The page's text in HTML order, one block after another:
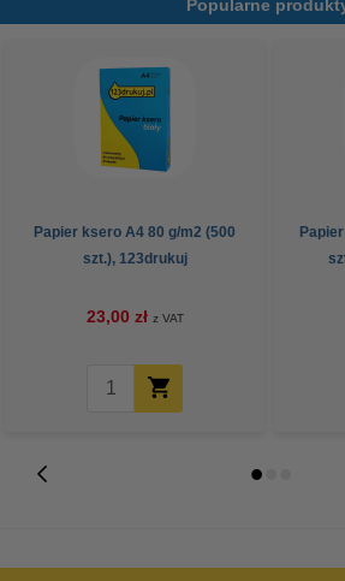
Popularne
Papier ksero A4 80 g/m2 (500
szt.), 123drukuj
23,00 zł z VAT